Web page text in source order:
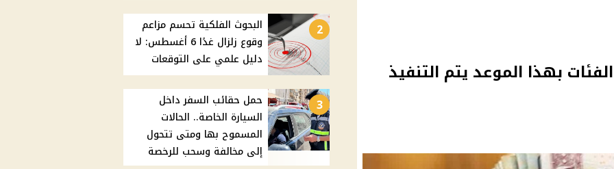
1300 لهذه الفئات بهذا الموعد يتم التنفيذ
2
البحوث الفلكية تحسم مزاعم
وقوع زلزال غدًا 6 أغسطس: لا
دليل علمي على التوقعات
3
حمل حقائب السفر داخل
السيارة الخاصة.. الحالات
المسموح بها ومتى تتحول
إلى مخالفة وسحب للرخصة